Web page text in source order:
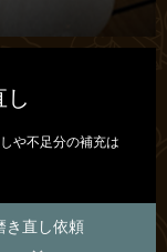
し
や不足分の補充は
き直し依頼